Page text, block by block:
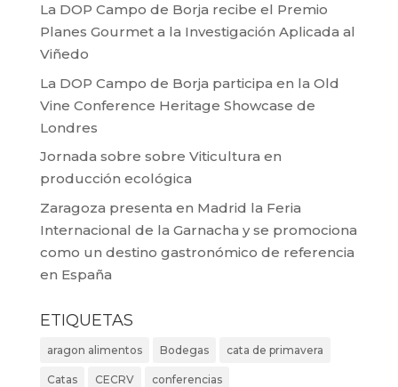
La DOP Campo de Borja recibe el Premio
Planes Gourmet a la Investigación Aplicada al
Viñedo
La DOP Campo de Borja participa en la Old
Vine Conference Heritage Showcase de
Londres
Jornada sobre sobre Viticultura en
producción ecológica
Zaragoza presenta en Madrid la Feria
Internacional de la Garnacha y se promociona
como un destino gastronómico de referencia
en España
ETIQUETAS
aragon alimentos Bodegas cata de primavera
Catas CECRV conferencias